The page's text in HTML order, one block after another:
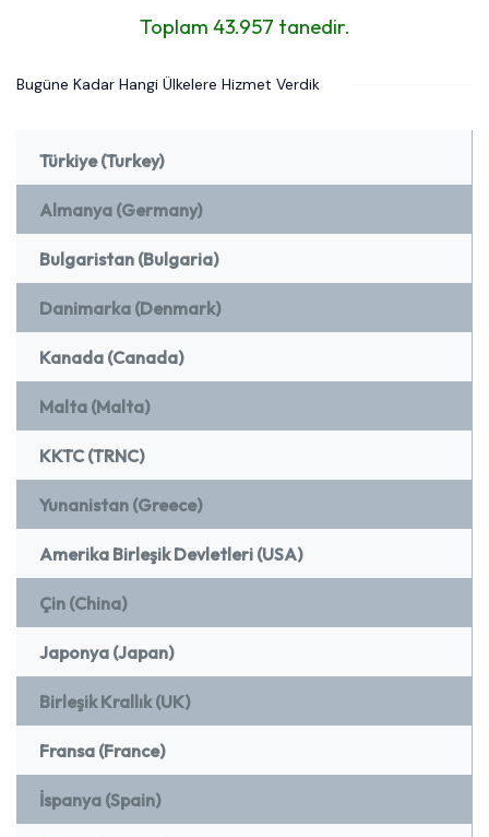
Toplam 43.957 tanedir.
Bugüne Kadar Hangi Ülkelere Hizmet Verdik
Türkiye (Turkey)
Almanya (Germany)
Bulgaristan (Bulgaria)
Danimarka (Denmark)
Kanada (Canada)
Malta (Malta)
KKTC (TRNC)
Yunanistan (Greece)
Amerika Birleşik Devletleri (USA)
Çin (China)
Japonya (Japan)
Birleşik Krallık (UK)
Fransa (France)
İspanya (Spain)